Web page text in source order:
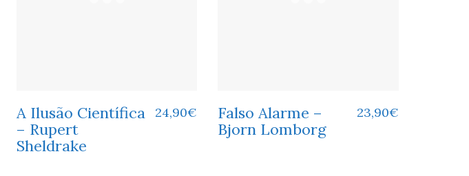
A Ilusão Científica
– Rupert
Sheldrake
24,90€
Falso Alarme –
Bjorn Lomborg
23,90€